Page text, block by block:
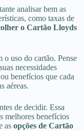
analisar bem as
como taxas de
o Cartão Lloyds
o uso do cartão. Pense
necessidades
benefícios que cada
aéreas.
de decidir. Essa
melhores benefícios
as opções de Cartão